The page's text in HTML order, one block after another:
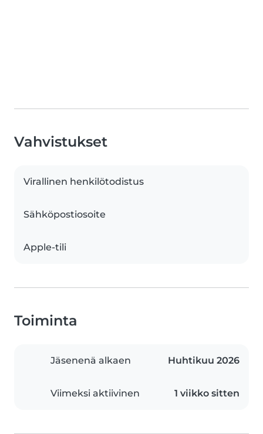
Vahvistukset
Virallinen henkilötodistus
Sähköpostiosoite
Apple-tili
Toiminta
Jäsenenä alkaen Huhtikuu 2026
Viimeksi aktiivinen 1 viikko sitten